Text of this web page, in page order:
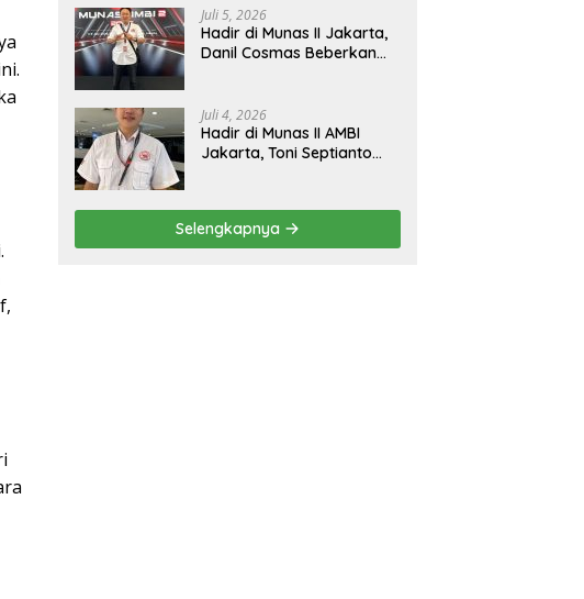
Kelas
Juli 5, 2026
Hadir di Munas II Jakarta,
Danil Cosmas Beberkan
Juli 4, 2026
Hadir di Munas II AMBI
Jakarta, Toni Septianto
Masyarakat
Selengkapnya